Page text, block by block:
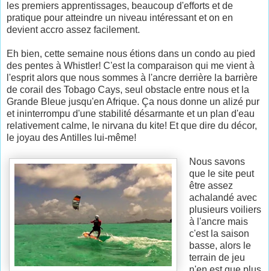
les premiers apprentissages, beaucoup d'efforts et de
pratique pour atteindre un niveau intéressant et on en
devient accro assez facilement.
Eh bien, cette semaine nous étions dans un condo au pied
des pentes à Whistler! C'est la comparaison qui me vient à
l'esprit alors que nous sommes à l'ancre derrière la barrière
de corail des Tobago Cays, seul obstacle entre nous et la
Grande Bleue jusqu'en Afrique. Ça nous donne un alizé pur
et ininterrompu d'une stabilité désarmante et un plan d'eau
relativement calme, le nirvana du kite! Et que dire du décor,
le joyau des Antilles lui-même!
Nous savons
que le site peut
être assez
achalandé avec
plusieurs voiliers
à l'ancre mais
c'est la saison
basse, alors le
terrain de jeu